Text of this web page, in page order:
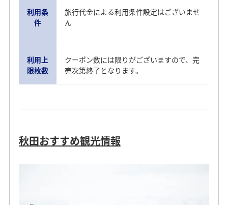
利用条
件
旅行代金による利用条件設定はございませ
ん
利用上
限枚数
クーポン数には限りがございますので、完
売次第終了となります。
秋田おすすめ観光情報